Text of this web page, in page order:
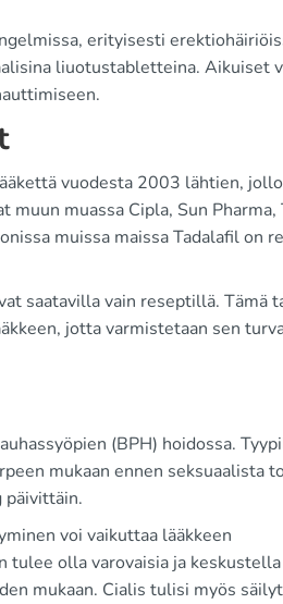
erityisesti
liuotustabletteina. Aikuiset
vuodesta 2003 lähtien,
muassa Cipla, Sun Pharma,
muissa maissa Tadalafil on
saatavilla vain reseptillä. Tämä
jotta varmistetaan sen
(BPH) hoidossa.
mukaan ennen seksuaalista
päivittäin.
voi vaikuttaa lääkkeen
tulee olla varovaisia ja
mukaan. Cialis tulisi myös